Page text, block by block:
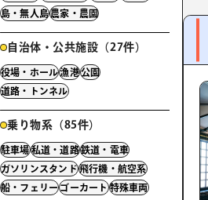
島・無人島農家・農園
自治体・公共施設（27件）
役場・ホール漁港公園
道路・トンネル
乗り物系（85件）
駐車場私道・道路鉄道・電車
ガソリンスタンド飛行機・航空系
船・フェリーゴーカート特殊車両